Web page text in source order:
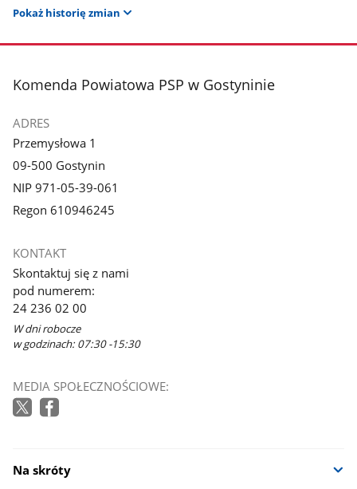
Pokaż historię zmian
stopka
Komenda Powiatowa PSP w Gostyninie
ADRES
Przemysłowa 1
09-500 Gostynin
NIP 971-05-39-061
Regon 610946245
KONTAKT
Skontaktuj się z nami
pod numerem:
24 236 02 00
W dni robocze
w godzinach: 07:30 -15:30
MEDIA SPOŁECZNOŚCIOWE:
Na skróty